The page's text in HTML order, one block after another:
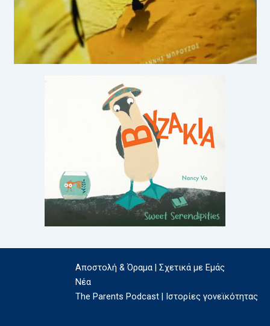
Αποστολή & Όραμα | Σχετικά με Εμάς
Νέα
The Parents Podcast | Ιστορίες γονεϊκότητας